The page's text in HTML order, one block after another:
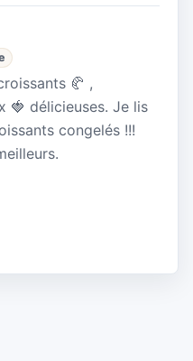
🥐 ,
🍓 délicieuses. Je lis
congelés !!!